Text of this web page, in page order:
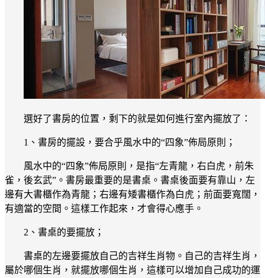
選好了書房的位置，剩下的就是如何進行室內擺放了：
1、書房的擺設，要合乎風水中的“四象”佈局原則；
風水中的“四象”佈局原則，是指“左青龍，右白虎，前朱
雀，後玄武”。書房最重要的是書桌。書桌後面要有靠山，左
邊有大書櫃作為青龍；右邊有矮書櫃作為白虎；前面要寬闊，
有適當的空間。這樣工作起來，才會得心應手。
2、書桌的要擺放；
書桌的左邊要擺放自己的吉祥生肖物。自己的吉祥生肖，
屬於哪個生肖，就擺放哪個生肖，這樣可以增加自己成功的運